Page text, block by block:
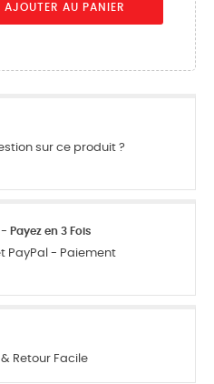
AJOUTER AU PANIER
sur ce produit ?
Payez en 3 Fois
PayPal - Paiement
Retour Facile